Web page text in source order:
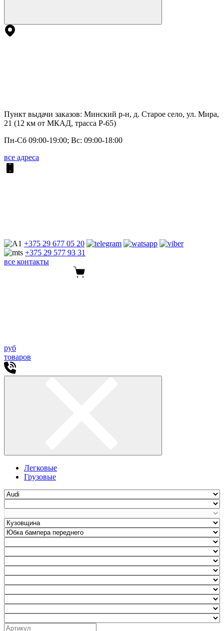
Пункт выдачи заказов: Минский р-н, д. Старое село, ул. Мира,
21 (12 км от МКАД, трасса P-65)
Пн-Сб 09:00-19:00; Вс: 09:00-18:00
все адреса
+375 29 677 05 20
+375 29 577 93 31
все контакты
руб
товаров
Легковые
Грузовые